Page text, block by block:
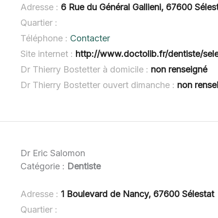
Adresse : 6 Rue du Général Gallieni, 67600
Quartier :
Téléphone : Contacter
Site internet : http://www.doctolib.fr/dentiste/
Dr Thierry Bostetter à domicile : non renseigné
Dr Thierry Bostetter ouvert dimanche : non
Dr Eric Salomon
Catégorie : Dentiste
Adresse : 1 Boulevard de Nancy, 67600 Sélestat
Quartier :